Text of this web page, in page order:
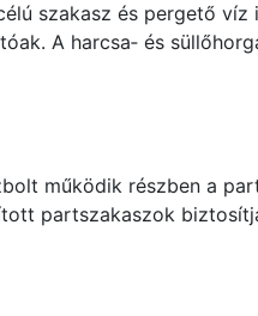
szakasz és pergető
A harcsa‑ és
működik részben a
partszakaszok